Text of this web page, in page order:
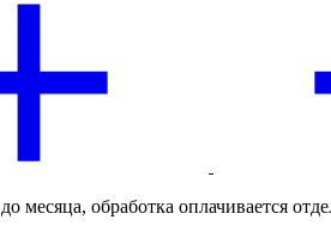
месяца, обработка оплачивается